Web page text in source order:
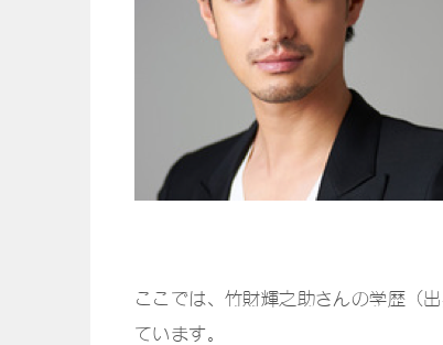
ここでは、竹財輝之助さんの学歴（
ています。